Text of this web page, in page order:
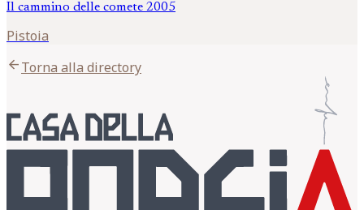
Il cammino delle comete 2005
Pistoia
arrow_backTorna alla directory